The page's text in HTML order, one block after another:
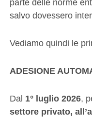
parte delle norme
salvo dovessero
Vediamo quindi le
ADESIONE
Dal 1° luglio 2026,
settore privato,